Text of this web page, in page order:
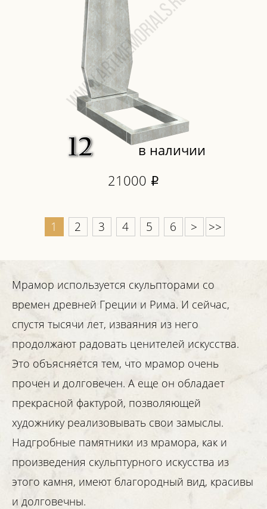
в наличии
21000 i
1 2 3 4 5 6 > >>
Мрамор используется скульпторами со
времен древней Греции и Рима. И сейчас,
спустя тысячи лет, изваяния из него
продолжают радовать ценителей искусства.
Это объясняется тем, что мрамор очень
прочен и долговечен. А еще он обладает
прекрасной фактурой, позволяющей
художнику реализовывать свои замыслы.
Надгробные памятники из мрамора, как и
произведения скульптурного искусства из
этого камня, имеют благородный вид, красивы
и долговечны.